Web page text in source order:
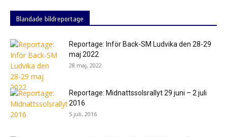
Blandade bildreportage
Reportage: Inför Back-SM Ludvika den 28-29
maj 2022
28 maj, 2022
Reportage: Midnattssolsrallyt 29 juni – 2 juli
2016
5 juli, 2016